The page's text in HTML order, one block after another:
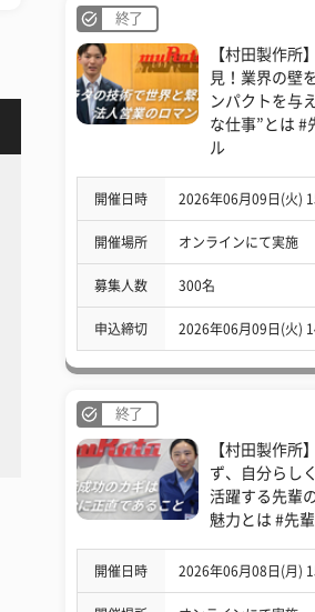
終了
【村田製作所
見！業界の壁
ンパクトを与
な仕事”とは #
ル
開催日時 2026年06月09日(火)
開催場所 オンラインにて実施
募集人数 300名
申込締切 2026年06月09日(火)
終了
【村田製作所
ず、自分らし
活躍する先輩
魅力とは #先
開催日時 2026年06月08日(月)